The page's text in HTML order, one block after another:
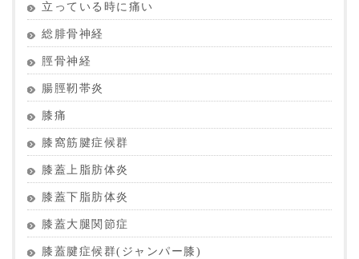
立っている時に痛い
総腓骨神経
脛骨神経
腸脛靭帯炎
膝痛
膝窩筋腱症候群
膝蓋上脂肪体炎
膝蓋下脂肪体炎
膝蓋大腿関節症
膝蓋腱症候群(ジャンパー膝)